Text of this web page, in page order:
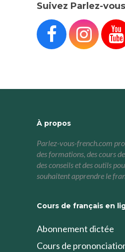
Suivez Parlez-
  
À propos
Parlez-vous-french.com
des formations, des cours
des conseils et des outils
souhaitent apprendre le
Cours de français en
Abonnement dictée
Cours de